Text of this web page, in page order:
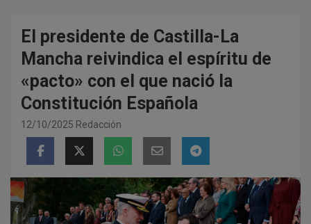
El presidente de Castilla-La
Mancha reivindica el espíritu de
«pacto» con el que nació la
Constitución Española
12/10/2025 Redacción